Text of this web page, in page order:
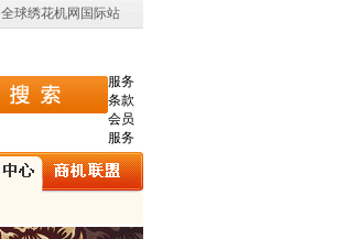
全球绣花机网国际站
服务
条款
会员
服务